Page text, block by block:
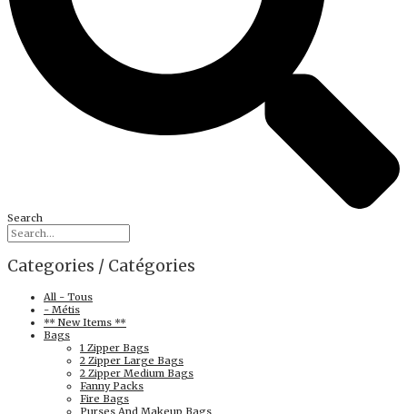
Search
Categories / Catégories
All - Tous
- Métis
** New Items **
Bags
1 Zipper Bags
2 Zipper Large Bags
2 Zipper Medium Bags
Fanny Packs
Fire Bags
Purses And Makeup Bags